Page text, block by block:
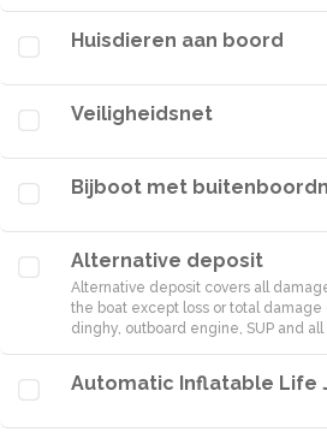
Huisdieren aan boord
Veiligheidsnet
Bijboot met
Alternative deposit
Alternative deposit covers all
the boat except loss or total damage
dinghy, outboard engine, SUP and all
Automatic Inflatable Life